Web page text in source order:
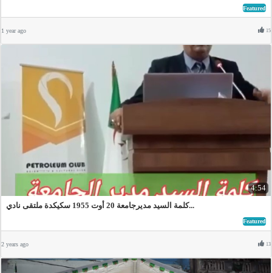
Featured
1 year ago 15
4:54
كلمة السيد مديرجامعة 20 أوت 1955 سكيكدة ملتقى نادي...
Featured
2 years ago 13